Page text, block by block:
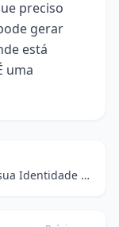
preciso
gerar
está
uma
Currículo na Nuvem: Como Proteger sua Identidade com E-mail Temporário em 2026